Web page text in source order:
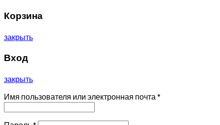
Корзина
закрыть
Вход
закрыть
Имя пользователя или электронная почта *